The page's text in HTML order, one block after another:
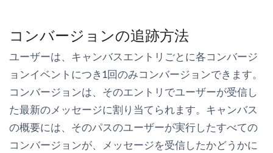
コンバージョンの追跡方法
ユーザーは、キャンバスエントリごとに各コンバージ
ョンイベントにつき1回のみコンバージョンできます。
コンバージョンは、そのエントリでユーザーが受信し
た最新のメッセージに割り当てられます。キャンバス
の概要には、そのパスのユーザーが実行したすべての
コンバージョンが、メッセージを受信したかどうかに